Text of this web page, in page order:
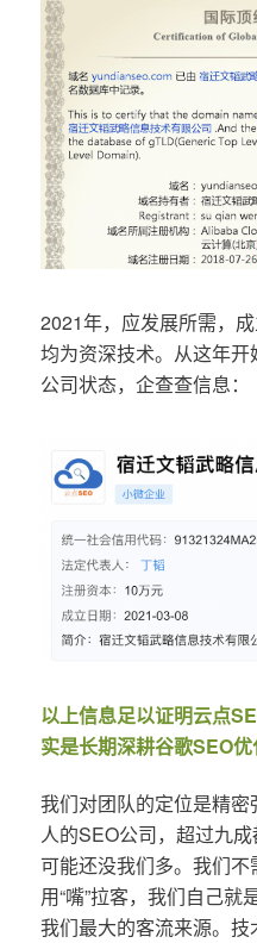
2021年，应发展所需，
均为资深技术。从这年
公司状态，企查查信息：
以上信息足以证明云点
实是长期深耕谷歌SEO优
我们对团队的定位是精
人的SEO公司，超过九
可能还没我们多。我们
用“嘴”拉客，我们自己
我们最大的客流来源。